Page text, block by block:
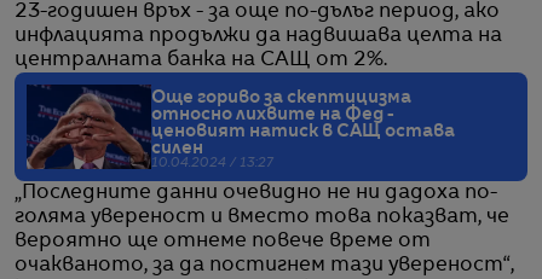
23-годишен връх - за още по-дълъг период, ако
инфлацията продължи да надвишава целта на
централната банка на САЩ от 2%.
Още гориво за скептицизма
относно лихвите на Фед -
ценовият натиск в САЩ остава
силен
10.04.2024 / 13:27
„Последните данни очевидно не ни дадоха по-
голяма увереност и вместо това показват, че
вероятно ще отнеме повече време от
очакваното, за да постигнем тази увереност“,